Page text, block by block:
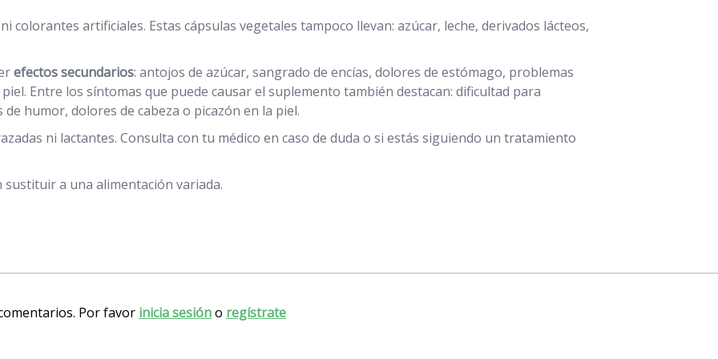
colorantes artificiales. Estas cápsulas vegetales tampoco llevan: azúcar, leche, derivados lácteos,
efectos secundarios: antojos de azúcar, sangrado de encías, dolores de estómago, problemas
Entre los síntomas que puede causar el suplemento también destacan: dificultad para
humor, dolores de cabeza o picazón en la piel.
ni lactantes. Consulta con tu médico en caso de duda o si estás siguiendo un tratamiento
a una alimentación variada.
Por favor inicia sesióno regístrate